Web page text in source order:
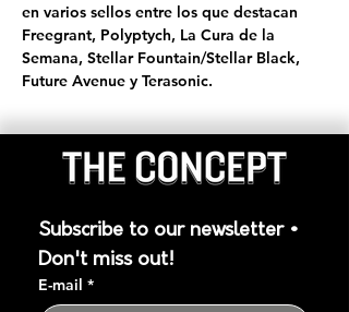
en varios sellos entre los que destacan
Freegrant, Polyptych, La Cura de la
Semana, Stellar Fountain/Stellar Black,
Future Avenue y Terasonic.
Subscribe to our newsletter •
Don't miss out!
E-mail *